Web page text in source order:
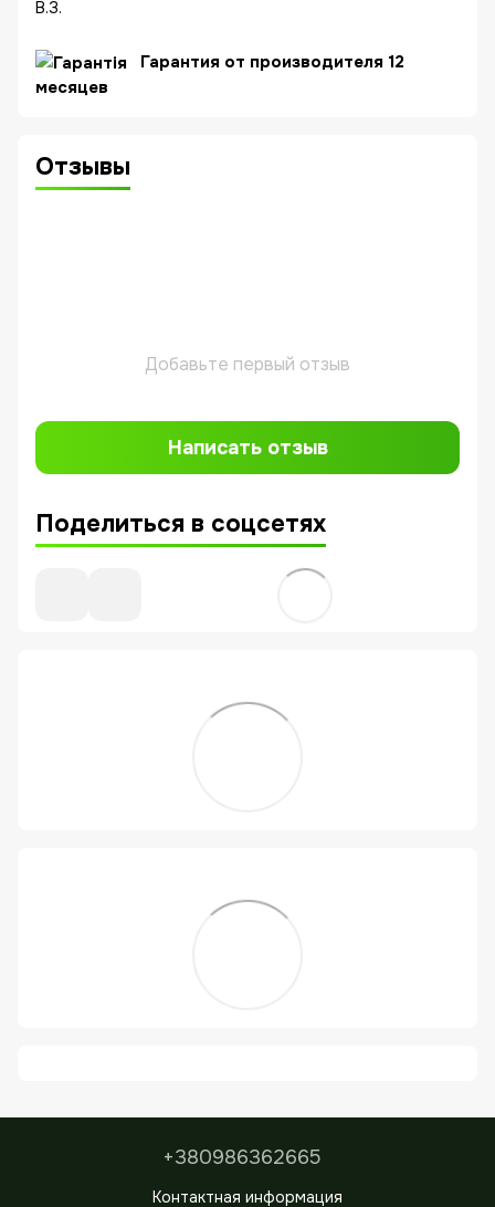
В.З.
Гарантия от производителя 12
месяцев
Отзывы
Добавьте первый отзыв
Написать отзыв
Поделиться в соцсетях
+380986362665
Контактная информация